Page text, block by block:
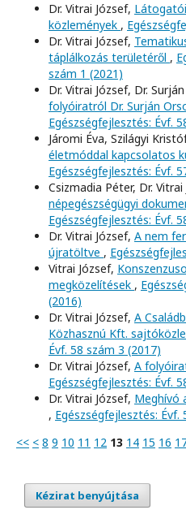
Dr. Vitrai József,
közlemények ,
Dr. Vitrai József,
táplálkozás területéről ,
szám 1 (2021)
Dr. Vitrai József, Dr.
folyóiratról Dr. Surján
Egészségfejlesztés: Évf.
Járomi Éva, Szilágyi
életmóddal kapcsolatos
Egészségfejlesztés: Évf.
Csizmadia Péter, Dr. Vitrai
népegészségügyi
Egészségfejlesztés: Évf.
Dr. Vitrai József, A nem
újratöltve ,
Vitrai József,
megközelítések ,
(2016)
Dr. Vitrai József, A
Közhasznú Kft.
Évf. 58 szám 3 (2017)
Dr. Vitrai József, A
Egészségfejlesztés: Évf.
Dr. Vitrai József, Meghívó
, Egészségfejlesztés: Évf.
<< < 8 9 10 11 12 13 14 15 16
Kézirat benyújtása